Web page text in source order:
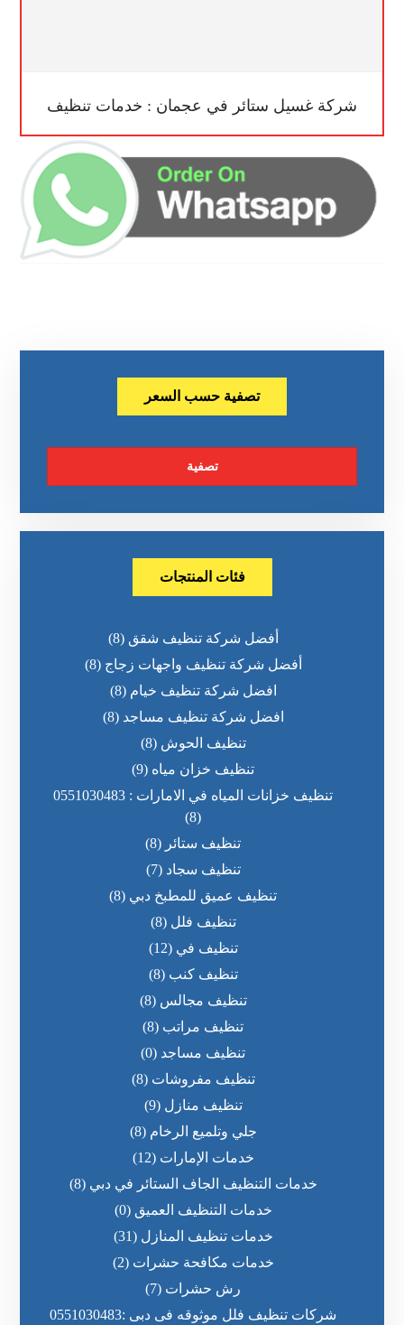
شركة غسيل ستائر في عجمان : خدمات تنظيف
تصفية حسب السعر
تصفية
فئات المنتجات
أفضل شركة تنظيف شقق (8)
أفضل شركة تنظيف واجهات زجاج (8)
افضل شركة تنظيف خيام (8)
افضل شركة تنظيف مساجد (8)
تنظيف الحوش (8)
تنظيف خزان مياه (9)
تنظيف خزانات المياه في الامارات : 0551030483
(8)
تنظيف ستائر (8)
تنظيف سجاد (7)
تنظيف عميق للمطبخ دبي (8)
تنظيف فلل (8)
تنظيف في (12)
تنظيف كنب (8)
تنظيف مجالس (8)
تنظيف مراتب (8)
تنظيف مساجد (0)
تنظيف مفروشات (8)
تنظيف منازل (9)
جلي وتلميع الرخام (8)
خدمات الإمارات (12)
خدمات التنظيف الجاف الستائر في دبي (8)
خدمات التنظيف العميق (0)
خدمات تنظيف المنازل (31)
خدمات مكافحة حشرات (2)
رش حشرات (7)
شركات تنظيف فلل موثوقه فى دبى :0551030483